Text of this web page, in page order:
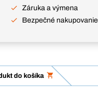
Záruka a výmena
Bezpečné nakupovanie
do košíka